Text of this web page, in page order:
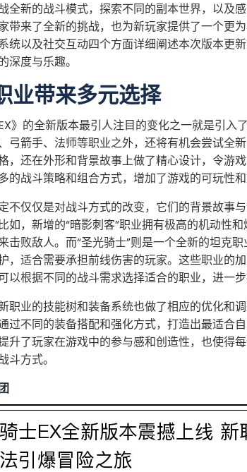
全新的战斗模式，探索不同的副本世界，以及
带来了全新的挑战，也为新玩家提供了一个更
统以及社交互动四个方面详细阐述本次版本更
深度与乐趣。
业带来多元选择
》的全新版本最引人注目的变化之一就是引
弓箭手、法师等职业之外，还将有机会尝试全
，还在外形和背景故事上做了精心设计，令游
的战斗策略和组合方式，增加了游戏的可玩性和
不仅仅是对战斗方式的改变，它们的背景故事
如，新增的“暗影刺客”职业拥有极高的机动性
击败敌人。而“圣光骑士”则是一个全新的坦克
，适合需要承担前线伤害的玩家。这些职业的
以根据不同的战斗需求选择适合的职业，进一步
职业的技能树和装备系统也做了相应的优化和
过不同的装备搭配和强化方式，打造出最适合
升了玩家在游戏中的参与感和创造性，也使得
斗方式。